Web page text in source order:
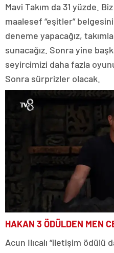
Mavi Takım da 31 yüzde.
maalesef “eşitler”
deneme yapacağız,
sunacağız. Sonra yine
seyircimizi daha fazla
Sonra sürprizler olacak.
HAKAN 3 ÖDÜLDEN MEN
Acun Ilıcalı “iletişim ödülü